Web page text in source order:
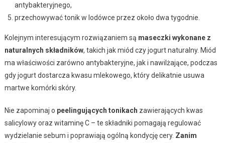
antybakteryjnego,
przechowywać tonik w lodówce przez około dwa tygodnie.
Kolejnym interesującym rozwiązaniem są maseczki wykonane z
naturalnych składników, takich jak miód czy jogurt naturalny. Miód
ma właściwości zarówno antybakteryjne, jak i nawilżające, podczas
gdy jogurt dostarcza kwasu mlekowego, który delikatnie usuwa
martwe komórki skóry.
Nie zapominaj o peelingujących tonikach zawierających kwas
salicylowy oraz witaminę C – te składniki pomagają regulować
wydzielanie sebum i poprawiają ogólną kondycję cery. Zanim